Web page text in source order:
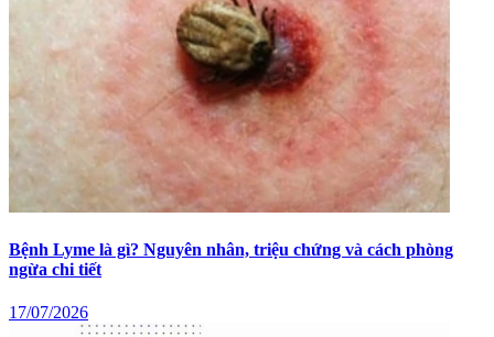
Bệnh Lyme là gì? Nguyên nhân, triệu chứng và cách phòng
ngừa chi tiết
17/07/2026